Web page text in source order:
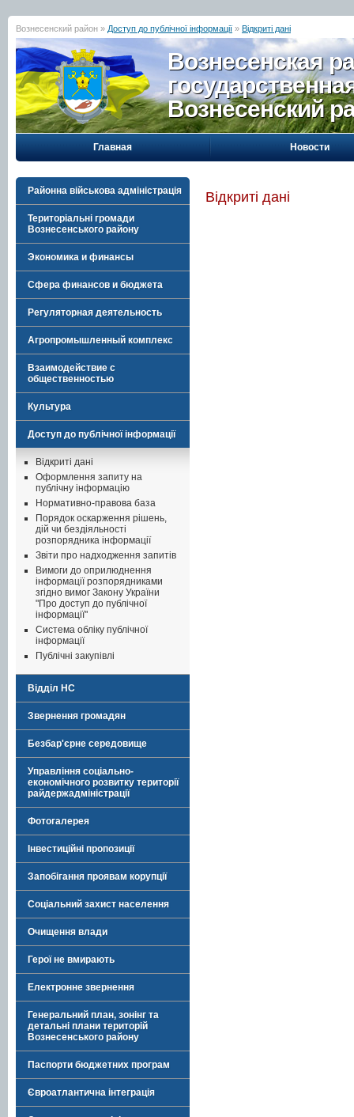
Вознесенский район » Доступ до публічної інформації » Відкриті дані
Вознесенская
Вознесенский
Главная Новости
Районна військова адміністрація
Територіальні громади
Вознесенського району
Экономика и финансы
Сфера финансов и бюджета
Регуляторная деятельность
Агропромышленный комплекс
Взаимодействие с
общественностью
Культура
Доступ до публічної інформації
Відкриті дані
Оформлення запиту на
публічну інформацію
Нормативно-правова база
Порядок оскарження рішень,
дій чи бездіяльності
розпорядника інформації
Звіти про надходження запитів
Вимоги до оприлюднення
інформації розпорядниками
згідно вимог Закону України
"Про доступ до публічної
інформації"
Система обліку публічної
інформації
Публічні закупівлі
Відділ НС
Звернення громадян
Безбар'єрне середовище
Управління соціально-
економічного розвитку території
райдержадміністрації
Фотогалерея
Інвестиційні пропозиції
Запобігання проявам корупції
Соціальний захист населення
Очищення влади
Герої не вмирають
Електронне звернення
Генеральний план, зонінг та
детальні плани територій
Вознесенського району
Паспорти бюджетних програм
Євроатлантична інтеграція
Відкриті дані